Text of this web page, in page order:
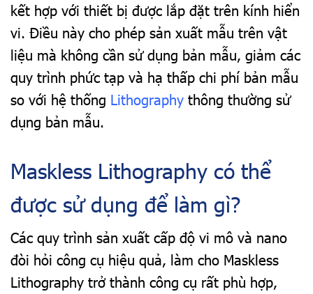
kết hợp với thiết bị được lắp đặt trên kính hiển
vi. Điều này cho phép sản xuất mẫu trên vật
liệu mà không cần sử dụng bản mẫu, giảm các
quy trình phức tạp và hạ thấp chi phí bản mẫu
so với hệ thống Lithography thông thường sử
dụng bản mẫu.
Maskless Lithography có thể
được sử dụng để làm gì?
Các quy trình sản xuất cấp độ vi mô và nano
đòi hỏi công cụ hiệu quả, làm cho Maskless
Lithography trở thành công cụ rất phù hợp,